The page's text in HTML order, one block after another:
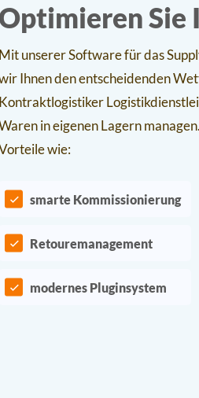
Sie
Mit unserer Software für das
Ihnen den entscheidenden
Kontraktlogistiker
in eigenen Lagern
wie:
smarte Kommissionierung
Retouremanagement
modernes Pluginsystem